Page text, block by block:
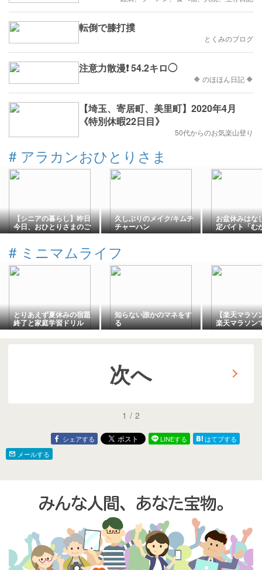
転倒で膝打撲
とくみのブログ
注意力散漫❗ 54.2キロ◯
🔶 のほほん日記 🔶
【埼玉、寄居町、美里町】2020年4月
《特別休暇22日目》
50代からのお気楽山登り
# アラカンおひとりさま
【シニアの暮らし】昨日
今日、おひとりさまのご
はんメモ📝。。
久しぶりのメイク/キムチ
チャーハン
お盆休みはな
定バイト「む
# ミニマムライフ
とりあえず夏休みの宿題
終了と家庭学習ドリル
知らない誰かのマネをす
る
【楽天マラソ
楽天マラソン
もの。ちいか
め買いしまし
次へ
1 / 2
シェアする LINEする
はてブする
メールする